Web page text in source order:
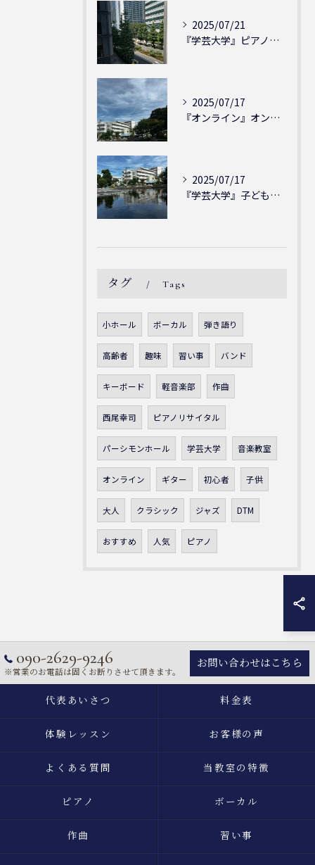
2025/07/21
『学芸大学』ピアノを弾ける喜び - シェリー・アーツ音楽教室...
2025/07/17
『オンライン』オンラインの会員様大募集中！シェリー・アーツ音...
2025/07/17
『学芸大学』子どもには子どもの表現が大切！シェリー・アーツ音...
タグ Tags
小ホール ボーカル 弾き語り
高齢者 趣味 習い事 バンド
キーボード 軽音楽部 作曲
西尾幸司 ピアノリサイタル
パーシモンホール 学芸大学 音楽教室
オンライン ギター 初心者 子供
大人 クラシック ジャズ DTM
おすすめ 人気 ピアノ
090-2629-9246
※営業のお電話は固くお断りさせて頂きます。
お問い合わせはこちら
代表あいさつ 料金表
体験レッスン お客様の声
よくある質問 当教室の特徴
ピアノ ボーカル
作曲 習い事